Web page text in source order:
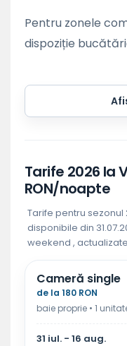
Pentru zonele
dispoziție
Tarife 2026 la
RON/noapte
Tarife pentru
disponibile din
weekend ,
Cameră single
de la 180 RON
baie proprie • 1
31 iul. - 16 aug.